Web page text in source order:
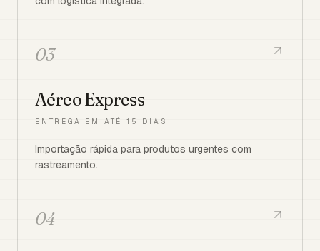
03
Aéreo Express
ENTREGA EM ATÉ 15 DIAS
Importação rápida para produtos urgentes com
rastreamento.
04